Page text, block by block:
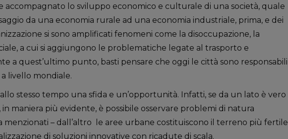
accompagnato lo sviluppo economico e culturale di una società, quale
da una economia rurale ad una economia industriale, prima, e dei
si sono amplificati fenomeni come la disoccupazione, la
a cui si aggiungono le problematiche legate al trasporto e
a quest’ultimo punto, basti pensare che oggi le città sono responsabili
livello mondiale.
stesso tempo una sfida e un’opportunità. Infatti, se da un lato è vero
maniera più evidente, è possibile osservare problemi di natura
menzionati – dall’altro le aree urbane costituiscono il terreno più fertile
di soluzioni innovative con ricadute di scala.